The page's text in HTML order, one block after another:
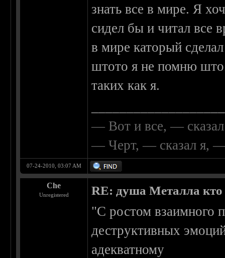
знать все в мире. Я
сидел бы и читал все
в мире каторый
штото я не помню
таких как я.
— Вот и все, —
— Черт, — сказал я, —
07-24-2010, 03:07 AM
Che
Unregistered RE: душа Металла кто
"С ростом взаимного
деструктивных
адекватному